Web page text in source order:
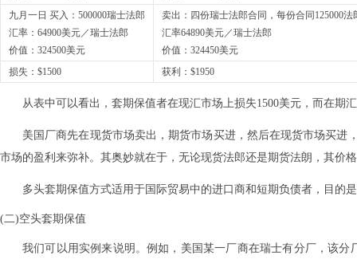
九月一日 买入：500000瑞士法郎
汇率：64900美元／瑞士法郎
价值：324500美元
卖出：四份瑞士法郎合同，每份合同125000法
汇率64890美元／瑞士法郎
价值：324450美元
损失：$1500
获利：$1950
从表中可以看出，套期保值者在现汇市场上损失1500美元，而在期
美国厂商先在现货市场卖出，期货市场买进，然后在现货市场买
市场的盈利来弥补。其奥妙就在于，无论现货法郎还是期货法朗，其价
多头套期保值方式适用于国际贸易中的进口商和短期负债者，目的
(二)空头套期保值
我们可以用实例来说明。例如，美国某一厂商在瑞士有分厂，该